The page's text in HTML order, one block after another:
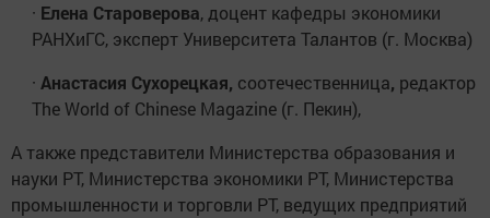
· Елена Староверова, доцент кафедры экономики
РАНХиГС, эксперт Университета Талантов (г. Москва)
· Анастасия Сухорецкая, соотечественница, редактор
The World of Chinese Magazine (г. Пекин),
А также представители Министерства образования и
науки РТ, Министерства экономики РТ, Министерства
промышленности и торговли РТ, ведущих предприятий